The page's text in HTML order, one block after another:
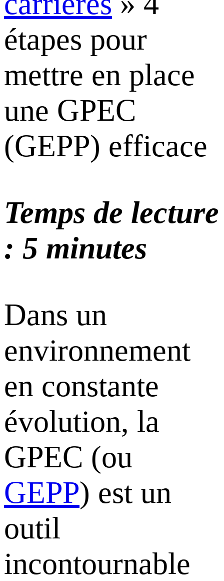
étapes pour
mettre en place
une GPEC
(GEPP) efficace
Temps de lecture
: 5 minutes
Dans un
environnement
en constante
évolution, la
GPEC (ou
GEPP) est un
outil
incontournable